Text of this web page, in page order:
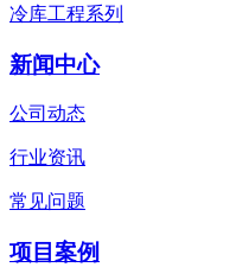
冷库工程系列
新闻中心
公司动态
行业资讯
常见问题
项目案例